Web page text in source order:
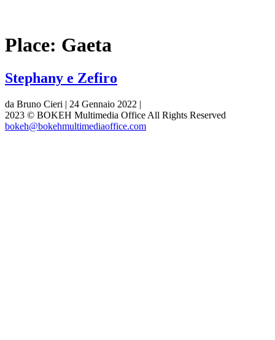
Place: Gaeta
Stephany e Zefiro
da Bruno Cieri | 24 Gennaio 2022 |
2023 © BOKEH Multimedia Office All Rights Reserved
bokeh@bokehmultimediaoffice.com